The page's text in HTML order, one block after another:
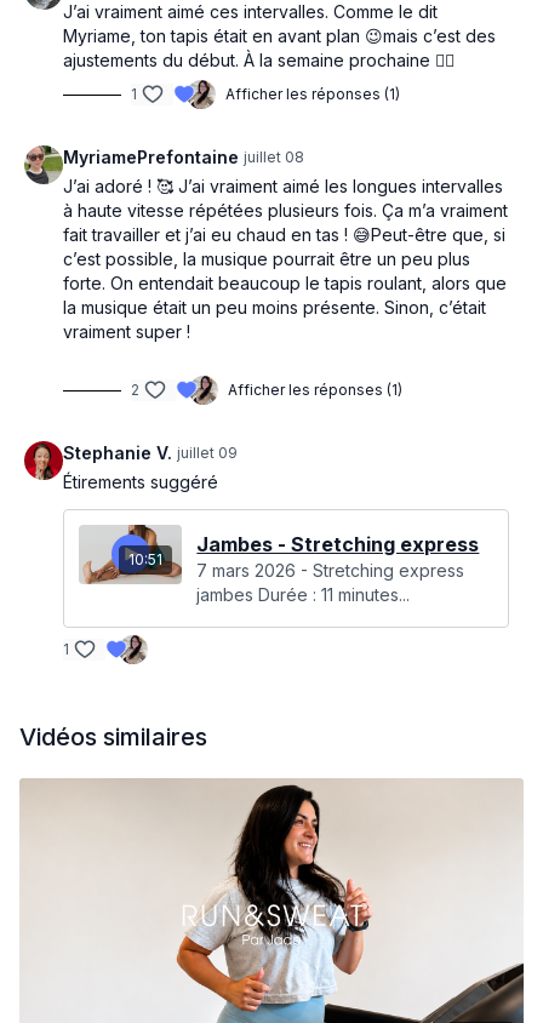
J’ai vraiment aimé ces intervalles. Comme le dit
Myriame, ton tapis était en avant plan 😉mais c’est des
ajustements du début. À la semaine prochaine 🏃‍♀️
1 Afficher les réponses (1)
MyriamePrefontaine juillet 08
J’ai adoré ! 🥰 J’ai vraiment aimé les longues intervalles
à haute vitesse répétées plusieurs fois. Ça m’a vraiment
fait travailler et j’ai eu chaud en tas ! 😅Peut-être que, si
c’est possible, la musique pourrait être un peu plus
forte. On entendait beaucoup le tapis roulant, alors que
la musique était un peu moins présente. Sinon, c’était
vraiment super !
2 Afficher les réponses (1)
Stephanie V. juillet 09
Étirements suggéré
10:51
Jambes - Stretching express
7 mars 2026 - Stretching express
jambes Durée : 11 minutes...
1
Vidéos similaires